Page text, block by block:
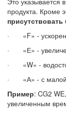
продукта. Кроме
· «F» -
· «Е» -
· «W» -
· «А» - с малой
Пример: CG2
увеличенным